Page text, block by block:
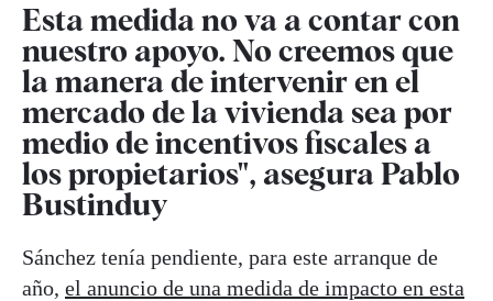
Esta medida no va a contar con
nuestro apoyo. No creemos que
la manera de intervenir en el
mercado de la vivienda sea por
medio de incentivos fiscales a
los propietarios", asegura Pablo
Bustinduy
Sánchez tenía pendiente, para este arranque de
año, el anuncio de una medida de impacto en esta